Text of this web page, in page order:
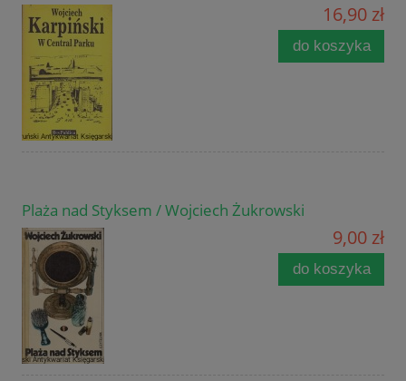
16,90 zł
do koszyka
Plaża nad Styksem / Wojciech Żukrowski
9,00 zł
do koszyka